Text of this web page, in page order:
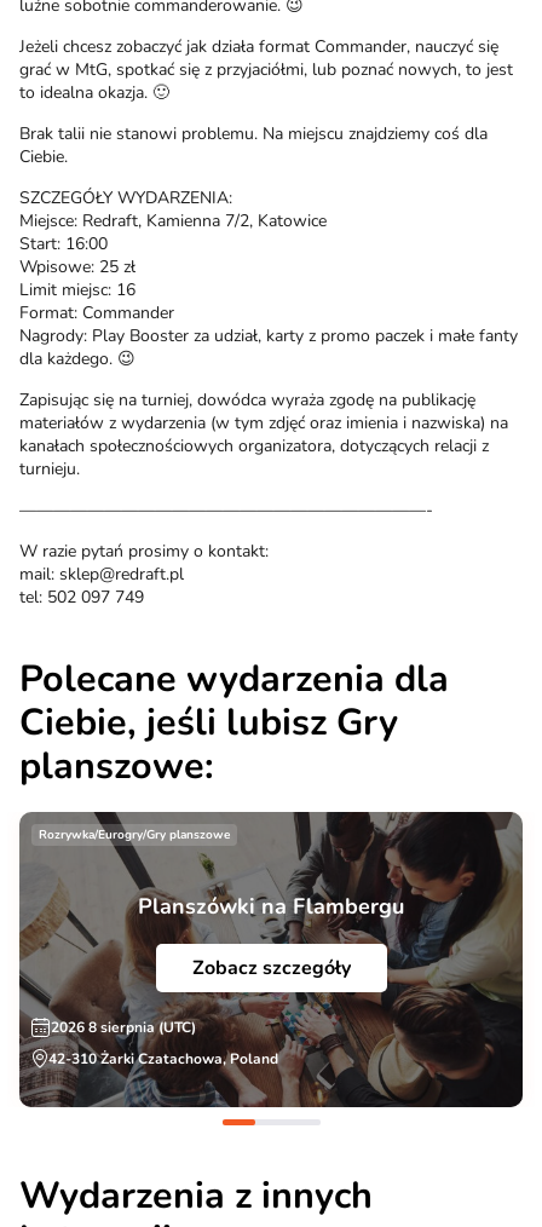
luźne sobotnie commanderowanie. 😉
Jeżeli chcesz zobaczyć jak działa format Commander, nauczyć się
grać w MtG, spotkać się z przyjaciółmi, lub poznać nowych, to jest
to idealna okazja. 🙂
Brak talii nie stanowi problemu. Na miejscu znajdziemy coś dla
Ciebie.
SZCZEGÓŁY WYDARZENIA:
Miejsce: Redraft, Kamienna 7/2, Katowice
Start: 16:00
Wpisowe: 25 zł
Limit miejsc: 16
Format: Commander
Nagrody: Play Booster za udział, karty z promo paczek i małe fanty
dla każdego. 😉
Zapisując się na turniej, dowódca wyraża zgodę na publikację
materiałów z wydarzenia (w tym zdjęć oraz imienia i nazwiska) na
kanałach społecznościowych organizatora, dotyczących relacji z
turnieju.
————————————————————————-
W razie pytań prosimy o kontakt:
mail: sklep@redraft.pl
tel: 502 097 749
Polecane wydarzenia dla
Ciebie, jeśli lubisz Gry
planszowe:
Rozrywka/Eurogry/Gry planszowe
Planszówki na Flambergu
Zobacz szczegóły
2026 8 sierpnia (UTC)
42-310 Żarki Czatachowa, Poland
Wydarzenia z innych